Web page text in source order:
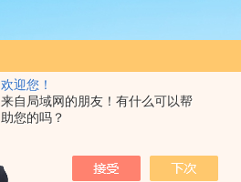
欢迎您！
来自局域网的朋友！有什么可以帮
助您的吗？